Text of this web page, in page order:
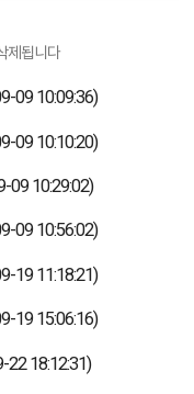
제됩니다
09 10:09:36)
09 10:10:20)
09 10:29:02)
09 10:56:02)
19 11:18:21)
19 15:06:16)
22 18:12:31)